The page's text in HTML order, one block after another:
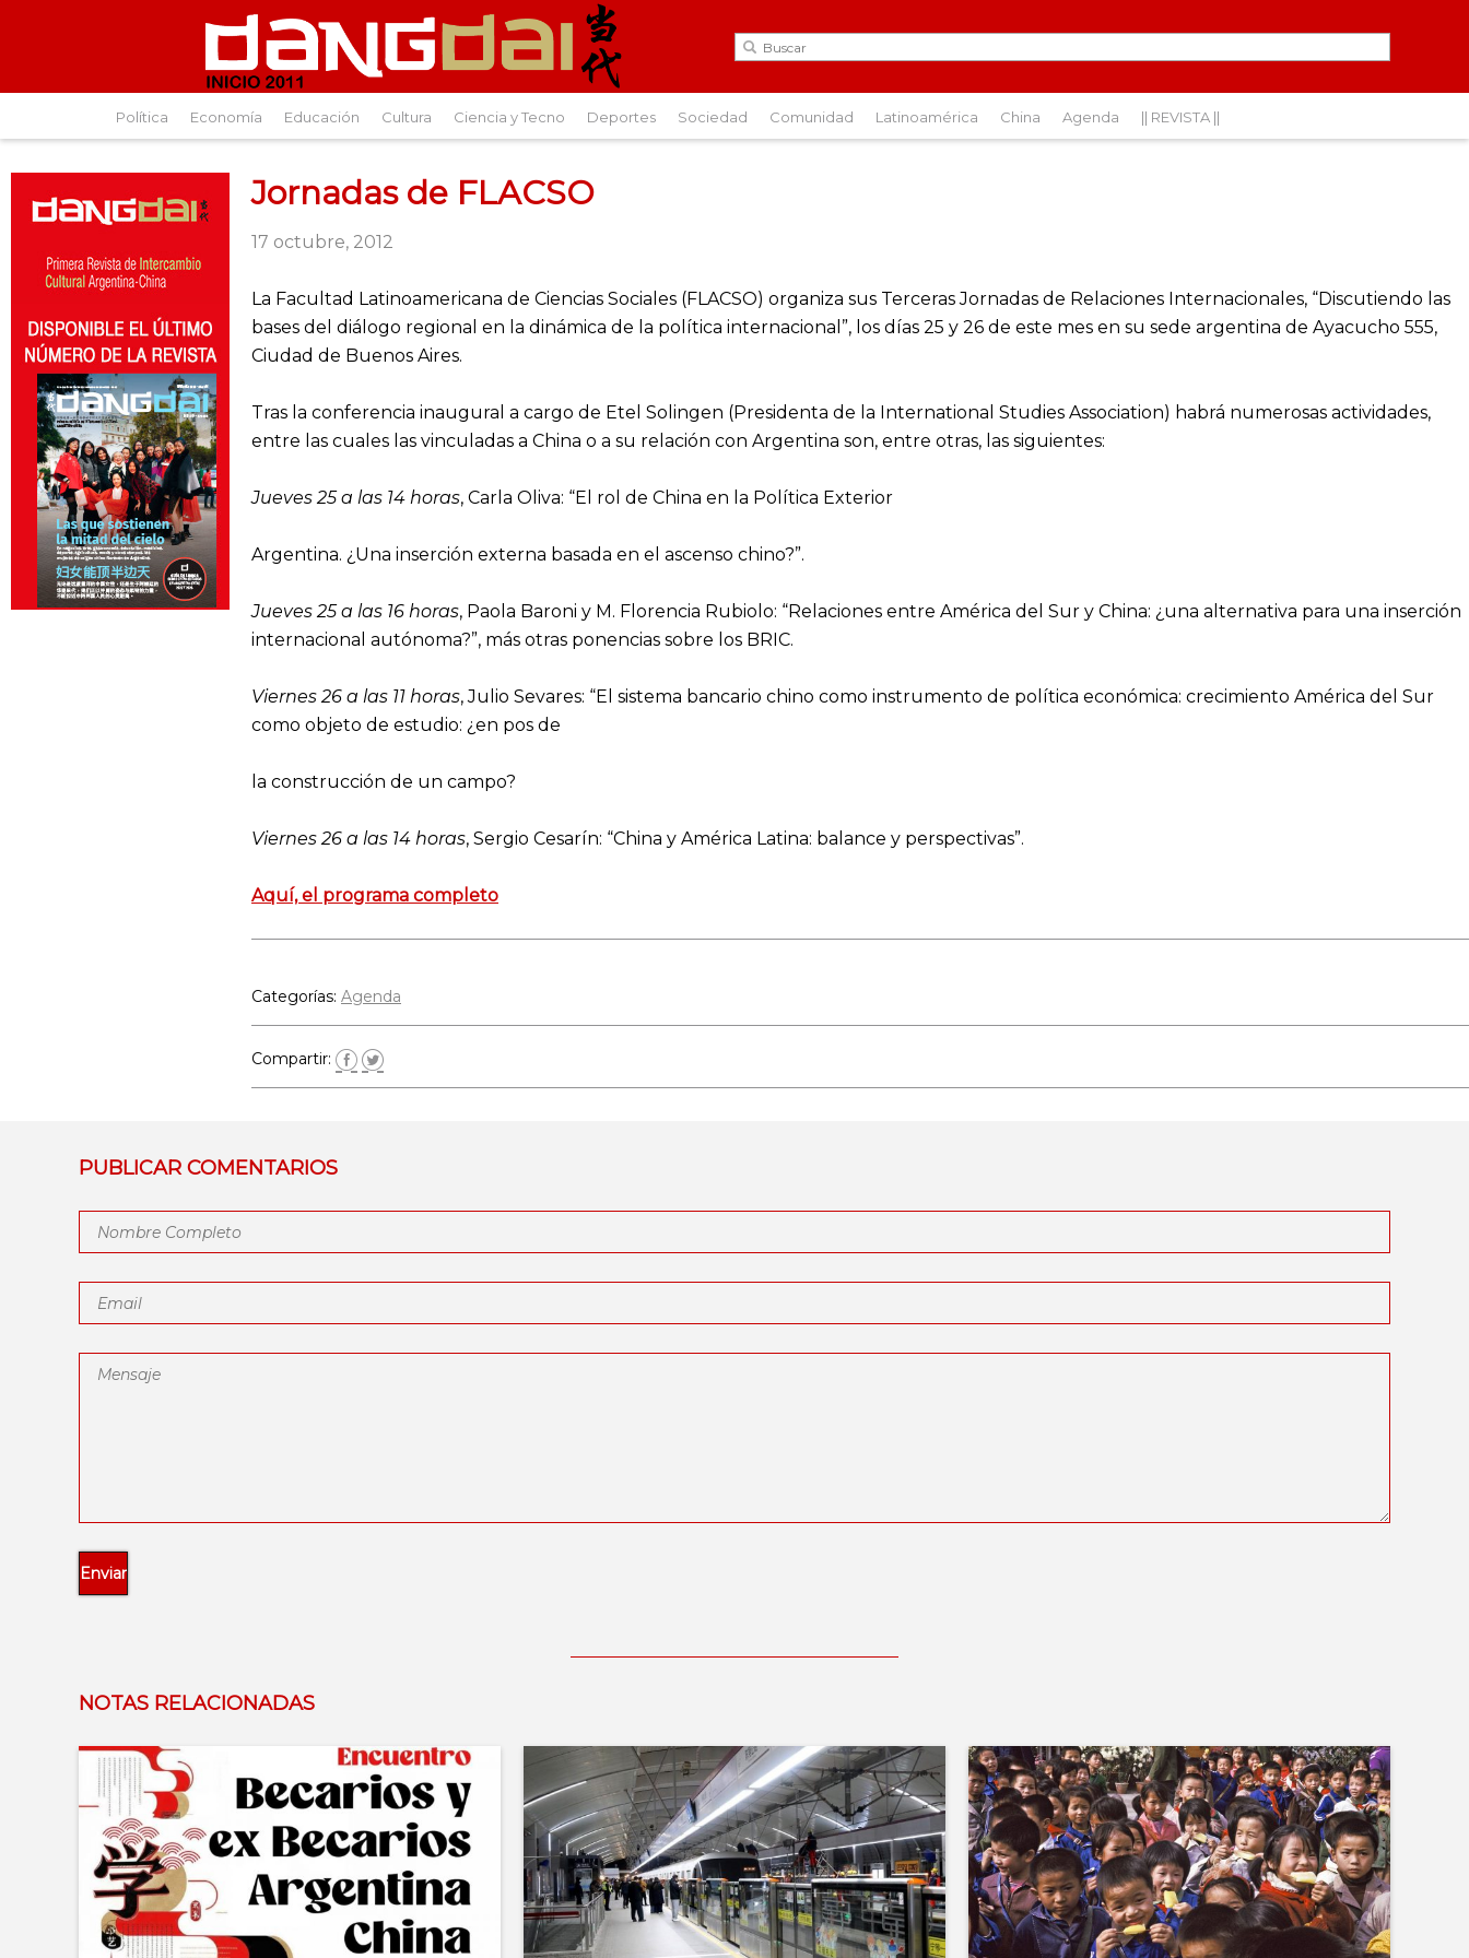
Política Economía Educación Cultura Ciencia y Tecno Deportes Sociedad Comunidad Latinoamérica China Agenda || REVISTA ||
Jornadas de FLACSO
17 octubre, 2012
La Facultad Latinoamericana de Ciencias Sociales (FLACSO) organiza sus Terceras Jornadas de Relaciones Internacionales, “Discutiendo las
bases del diálogo regional en la dinámica de la política internacional”, los días 25 y 26 de este mes en su sede argentina de Ayacucho 555,
Ciudad de Buenos Aires.
Tras la conferencia inaugural a cargo de Etel Solingen (Presidenta de la International Studies Association) habrá numerosas actividades,
entre las cuales las vinculadas a China o a su relación con Argentina son, entre otras, las siguientes:
Jueves 25 a las 14 horas, Carla Oliva: “El rol de China en la Política Exterior
Argentina. ¿Una inserción externa basada en el ascenso chino?”.
Jueves 25 a las 16 horas, Paola Baroni y M. Florencia Rubiolo: “Relaciones entre América del Sur y China: ¿una alternativa para una inserción
internacional autónoma?”, más otras ponencias sobre los BRIC.
Viernes 26 a las 11 horas, Julio Sevares: “El sistema bancario chino como instrumento de política económica: crecimiento América del Sur
como objeto de estudio: ¿en pos de
la construcción de un campo?
Viernes 26 a las 14 horas, Sergio Cesarín: “China y América Latina: balance y perspectivas”.
Aquí, el programa completo
Categorías: Agenda
Compartir:
PUBLICAR COMENTARIOS
NOTAS RELACIONADAS